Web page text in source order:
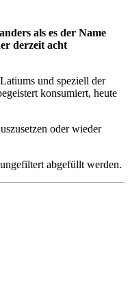
als es der Name
derzeit acht
und speziell der
konsumiert, heute
oder wieder
abgefüllt werden.